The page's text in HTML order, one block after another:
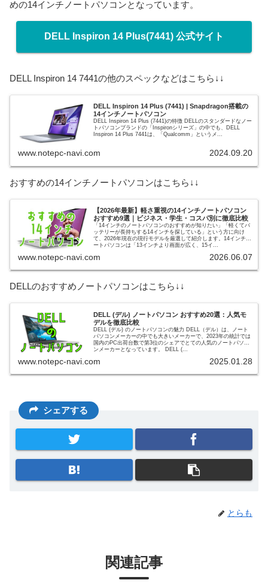
めの14インチノートパソコンとなっています。
DELL Inspiron 14 Plus(7441) 公式サイト
DELL Inspiron 14 7441の他のスペックなどはこちら↓↓
DELL Inspiron 14 Plus (7441) | Snapdragon搭載の
14インチノートパソコン
DELL Inspiron 14 Plus (7441)の特徴 DELLのスタンダードなノー
トパソコンブランドの「Inspironシリーズ」の中でも、DELL
Inspiron 14 Plus 7441は、「Qualcomm」というメ...
www.notepc-navi.com 2024.09.20
おすすめの14インチノートパソコンはこちら↓↓
【2026年最新】軽さ重視の14インチノートパソコン
おすすめ9選｜ビジネス・学生・コスパ別に徹底比較
「14インチのノートパソコンのおすすめが知りたい」「軽くてバ
ッテリーが長持ちする14インチを探している」という方に向け
て、2026年現在の現行モデルを厳選して紹介します。14インチノ
ートパソコンは「13インチより画面が広く、15イ...
www.notepc-navi.com 2026.06.07
DELLのおすすめノートパソコンはこちら↓↓
DELL (デル) ノートパソコン おすすめ20選：人気モ
デルを徹底比較
DELL (デル) のノートパソコンの魅力 DELL（デル）は、ノート
パソコンメーカーの中でも大きいメーカーで、2023年の統計では
国内のPC出荷台数で第3位のシェアでとての人気のノートパソコ
ンメーカーとなっています。 DELL (...
www.notepc-navi.com 2025.01.28
シェアする
とらも
関連記事